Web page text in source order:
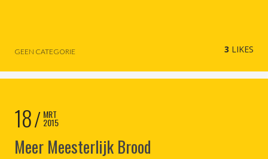
GEEN CATEGORIE 3 LIKES
18 MRT
2015
Meer Meesterlijk Brood